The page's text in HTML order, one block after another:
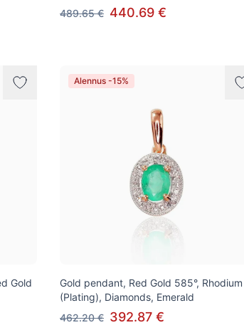
489.65 € 440.69 €
Gold
Alennus -15%
Gold pendant, Red Gold 585°, Rhodium
(Plating), Diamonds, Emerald
462.20 € 392.87 €